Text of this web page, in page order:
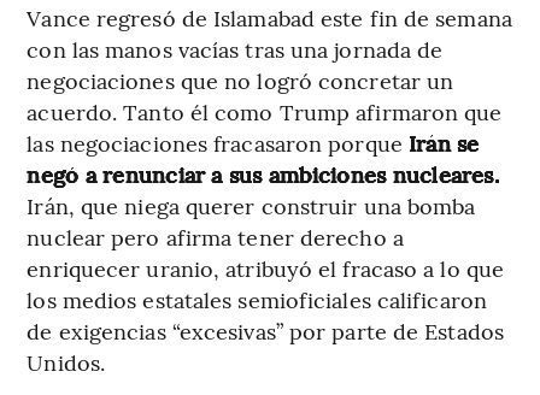
Vance regresó de Islamabad este fin de semana
con las manos vacías tras una jornada de
negociaciones que no logró concretar un
acuerdo. Tanto él como Trump afirmaron que
las negociaciones fracasaron porque Irán se
negó a renunciar a sus ambiciones nucleares.
Irán, que niega querer construir una bomba
nuclear pero afirma tener derecho a
enriquecer uranio, atribuyó el fracaso a lo que
los medios estatales semioficiales calificaron
de exigencias “excesivas” por parte de Estados
Unidos.